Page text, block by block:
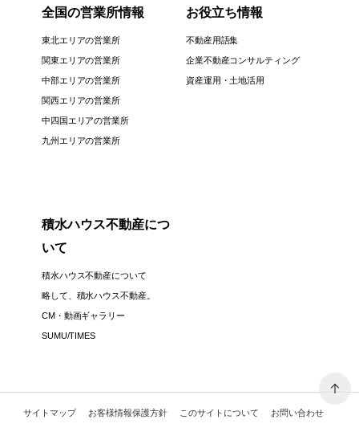
全国の営業所情報
東北エリアの営業所
関東エリアの営業所
中部エリアの営業所
関西エリアの営業所
中四国エリアの営業所
九州エリアの営業所
お役立ち情報
不動産用語集
企業不動産コンサルティング
資産運用・土地活用
積水ハウス不動産につ
いて
積水ハウス不動産について
略して、積水ハウス不動産。
CM・動画ギャラリー
SUMU/TIMES
サイトマップ お客様情報保護方針 このサイトについて お問い合わせ